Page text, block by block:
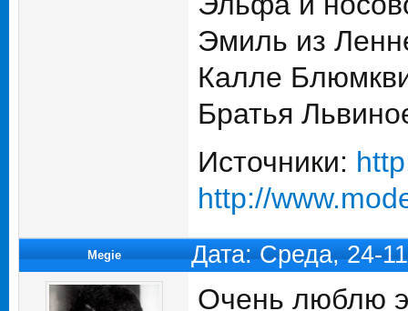
Эмиль из
Калле
Братья
Источники:
http://
Megie Дата: Среда, 24-
Очень люблю